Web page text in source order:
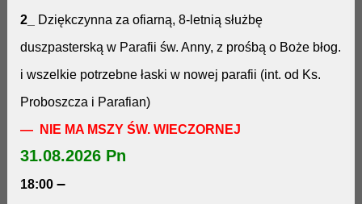
2_
Dziękczynna za ofiarną, 8-letnią służbę
duszpasterską w Parafii św. Anny, z prośbą o Boże błog.
i wszelkie potrzebne łaski w nowej parafii (int. od Ks.
Proboszcza i Parafian)
— NIE MA MSZY ŚW. WIECZORNEJ
31.08.2026 Pn
18:00 –